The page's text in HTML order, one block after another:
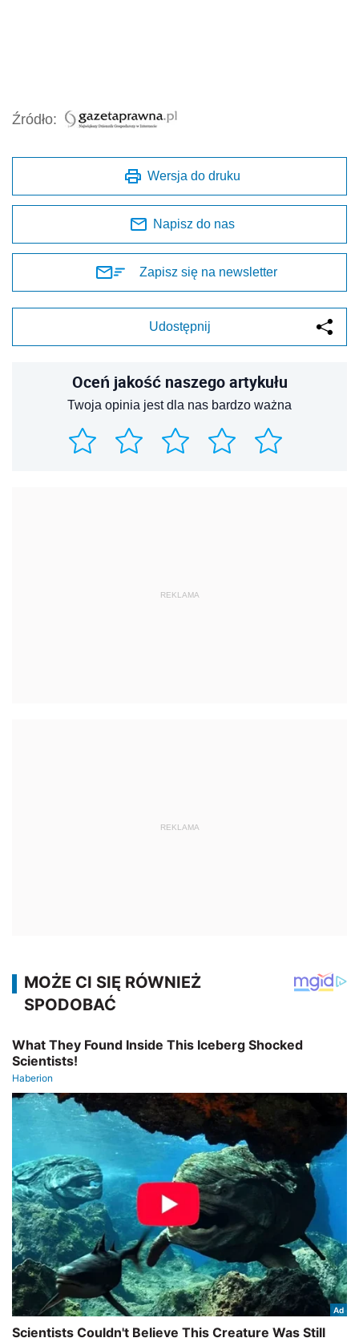
Źródło:
Wersja do druku
Napisz do nas
Zapisz się na newsletter
Udostępnij
Oceń jakość naszego artykułu
Twoja opinia jest dla nas bardzo ważna
REKLAMA
REKLAMA